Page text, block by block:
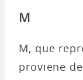
M
M, que
proviene